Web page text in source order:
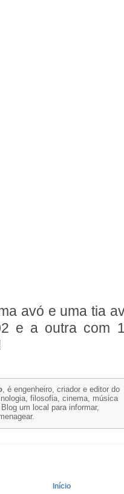
avó e uma tia
e a outra com
, é engenheiro, criador e editor do
filosofia, cinema, música
um local para informar,
Início